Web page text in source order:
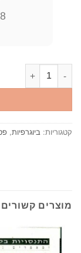
כמות של פרויד - סד'
קטגוריות: ביוגרפיות,
מוצרים קשורים